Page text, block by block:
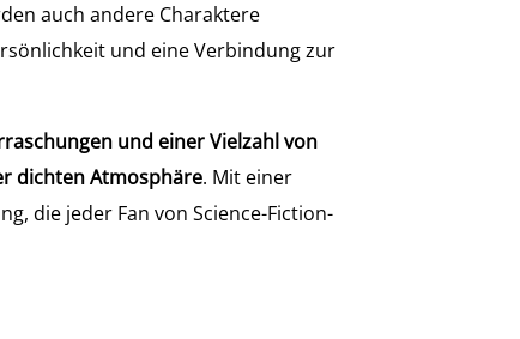
auch andere Charaktere
und eine Verbindung zur
und einer Vielzahl von
dichten Atmosphäre. Mit einer
die jeder Fan von Science-Fiction-